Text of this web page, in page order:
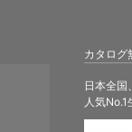
カタログ
日本全国
人気No.1